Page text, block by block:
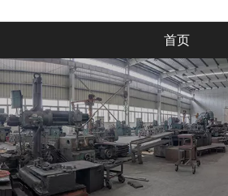
首页